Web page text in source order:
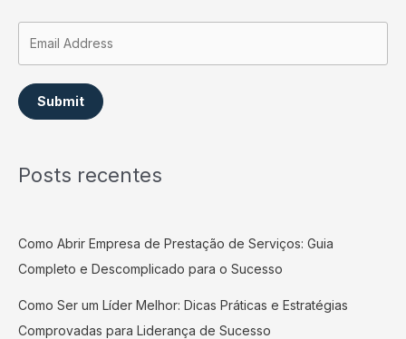
Submit
Posts recentes
Como Abrir Empresa de Prestação de Serviços: Guia
Completo e Descomplicado para o Sucesso
Como Ser um Líder Melhor: Dicas Práticas e Estratégias
Comprovadas para Liderança de Sucesso